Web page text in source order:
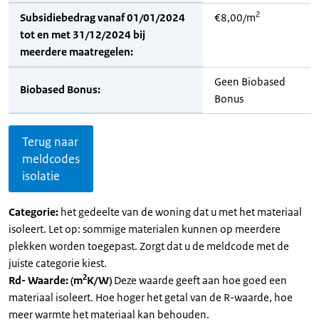
Subsidiebedrag vanaf 01/01/2024
tot en met 31/12/2024 bij
meerdere maatregelen:
€8,00/m2
Biobased Bonus:
Geen Biobased
Bonus
Terug naar
meldcodes
isolatie
Categorie: het gedeelte van de woning dat u met het materiaal
isoleert. Let op: sommige materialen kunnen op meerdere
plekken worden toegepast. Zorgt dat u de meldcode met de
juiste categorie kiest.
Rd- Waarde: (m2K/W) Deze waarde geeft aan hoe goed een
materiaal isoleert. Hoe hoger het getal van de R-waarde, hoe
meer warmte het materiaal kan behouden.